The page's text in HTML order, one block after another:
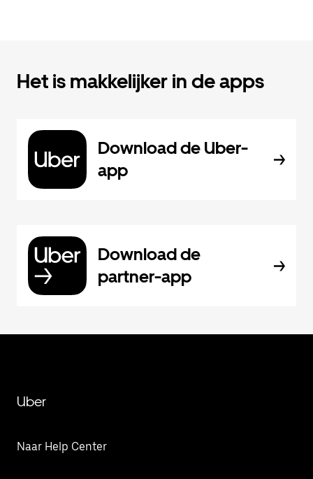
Het is makkelijker in de apps
Download de Uber-
app
Download de
partner-app
Uber
Naar Help Center